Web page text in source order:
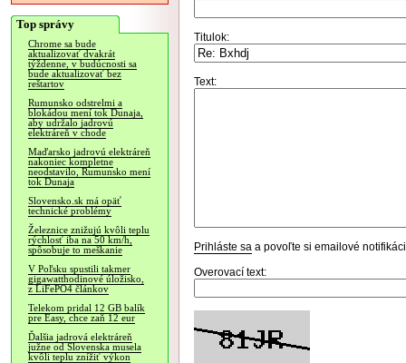
Top správy
Chrome sa bude
aktualizovať dvakrát
týždenne, v budúcnosti sa
bude aktualizovať bez
reštartov
Rumunsko odstrelmi a
blokádou mení tok Dunaja,
aby udržalo jadrovú
elektráreň v chode
Maďarsko jadrovú elektráreň
nakoniec kompletne
neodstavilo, Rumunsko mení
tok Dunaja
Slovensko.sk má opäť
technické problémy
Železnice znižujú kvôli teplu
rýchlosť iba na 50 km/h,
spôsobuje to meškanie
V Poľsku spustili takmer
gigawatthodinové úložisko,
z LiFePO4 článkov
Telekom pridal 12 GB balík
pre Easy, chce zaň 12 eur
Ďalšia jadrová elektráreň
južne od Slovenska musela
kvôli teplu znížiť výkon
Titulok:
Text:
Prihláste sa a povoľte si emailové
Overovací text: